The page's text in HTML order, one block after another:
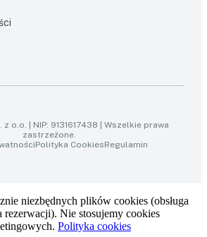
o.o. | NIP: 9131617438 | Wszelkie prawa
zastrzeżone.
Polityka CookiesRegulamin
niezbędnych plików cookies (obsługa
rezerwacji). Nie stosujemy cookies
Polityka cookies